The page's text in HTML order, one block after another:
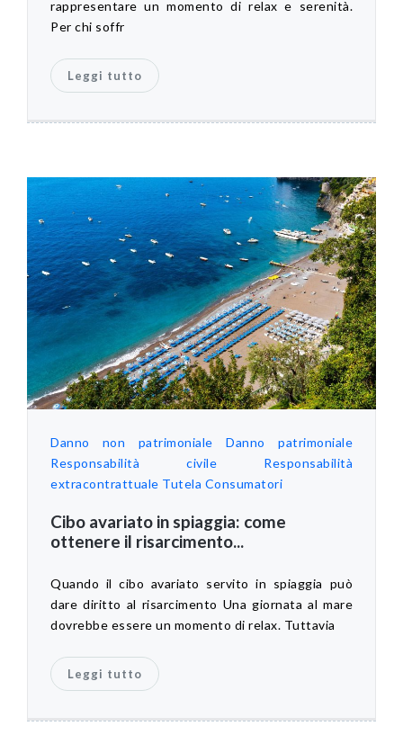
rappresentare un momento di relax e serenità.
Per chi soffr
Leggi tutto
Danno non patrimoniale
Danno patrimoniale
Responsabilità civile
Responsabilità
extracontrattuale Tutela Consumatori
Cibo avariato in spiaggia: come
ottenere il risarcimento...
Quando il cibo avariato servito in spiaggia può
dare diritto al risarcimento Una giornata al mare
dovrebbe essere un momento di relax. Tuttavia
Leggi tutto